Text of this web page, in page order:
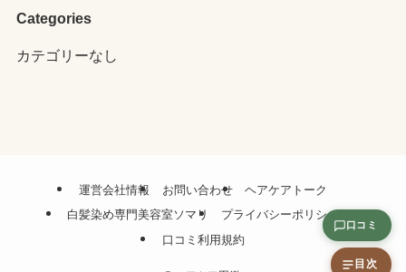
Categories
カテゴリーなし
運営会社情報 お問い合わせ
ヘアケアトーク
白髪染め専門美容室ソマリ
プライバシーポリシー
口コミ利用規約
口コミ
目次